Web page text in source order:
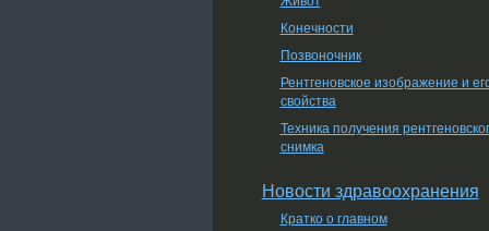
Конечности
Позвоночник
Рентгеновское изображение и
свойства
Техника получения
снимка
Новости здравоохранения
Кратко о главном